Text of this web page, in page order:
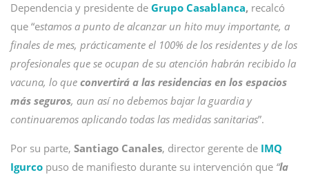
Dependencia y presidente de Grupo Casablanca, recalcó
que “estamos a punto de alcanzar un hito muy importante, a
finales de mes, prácticamente el 100% de los residentes y de los
profesionales que se ocupan de su atención habrán recibido la
vacuna, lo que convertirá a las residencias en los espacios
más seguros, aun así no debemos bajar la guardia y
continuaremos aplicando todas las medidas sanitarias”.
Por su parte, Santiago Canales, director gerente de IMQ
Igurco puso de manifiesto durante su intervención que “la